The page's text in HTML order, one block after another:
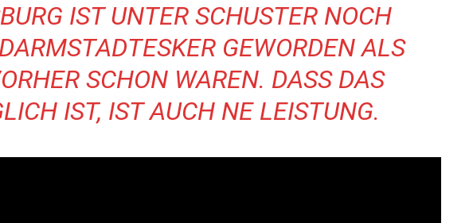
IST UNTER SCHUSTER NOCH
GEWORDEN ALS
SCHON WAREN. DASS DAS
IST, IST AUCH NE LEISTUNG.